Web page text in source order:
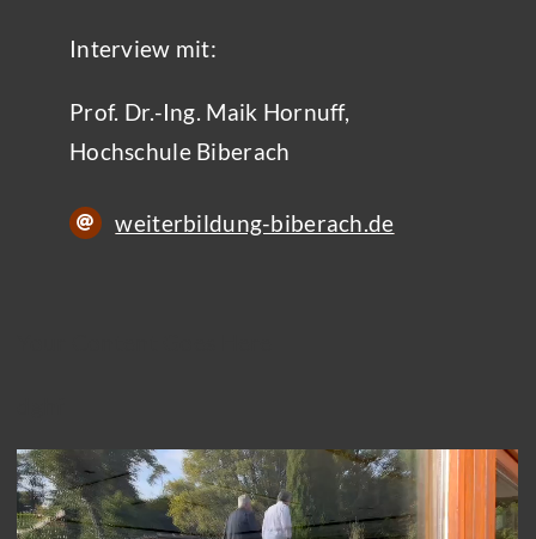
Interview mit:
Prof. Dr.-Ing. Maik Hornuff,
Hochschule Biberach
weiterbildung-biberach.de